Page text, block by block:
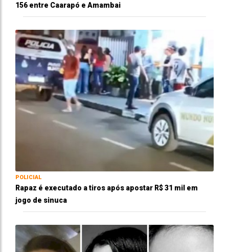
156 entre Caarapó e Amambai
POLICIAL
Rapaz é executado a tiros após apostar R$ 31 mil em
jogo de sinuca